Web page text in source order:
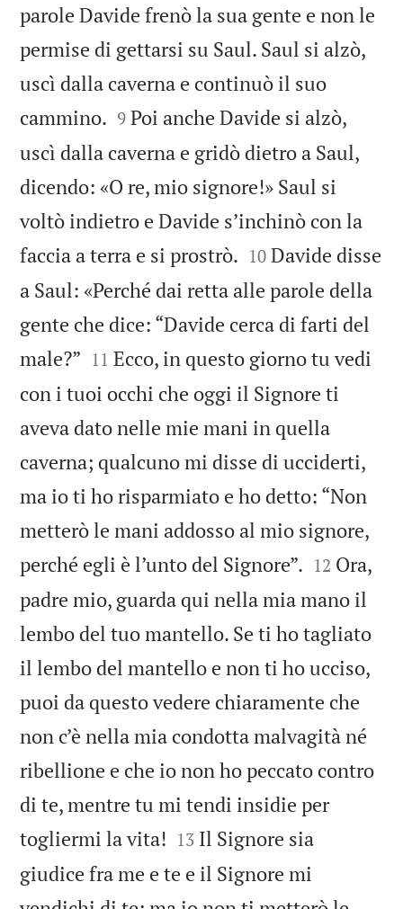
parole Davide frenò la sua gente e non le
permise di gettarsi su Saul. Saul si alzò,
uscì dalla caverna e continuò il suo
cammino. 

9 Poi anche Davide si alzò,
uscì dalla caverna e gridò dietro a Saul,
dicendo: «O re, mio signore!» Saul si
voltò indietro e Davide s’inchinò con la
faccia a terra e si prostrò. 

10 Davide disse
a Saul: «Perché dai retta alle parole della
gente che dice: “Davide cerca di farti del
male?” 

11 Ecco, in questo giorno tu vedi
con i tuoi occhi che oggi il Signore ti
aveva dato nelle mie mani in quella
caverna; qualcuno mi disse di ucciderti,
ma io ti ho risparmiato e ho detto: “Non
metterò le mani addosso al mio signore,
perché egli è l’unto del Signore”. 

12 Ora,
padre mio, guarda qui nella mia mano il
lembo del tuo mantello. Se ti ho tagliato
il lembo del mantello e non ti ho ucciso,
puoi da questo vedere chiaramente che
non c’è nella mia condotta malvagità né
ribellione e che io non ho peccato contro
di te, mentre tu mi tendi insidie per
togliermi la vita! 

13 Il Signore sia
giudice fra me e te e il Signore mi